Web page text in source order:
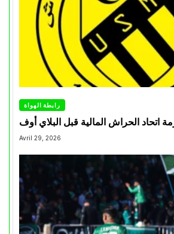
رابطة الهواة
اتحاد الحراش المالية قبل البلاي أوف
Avril 29, 2026